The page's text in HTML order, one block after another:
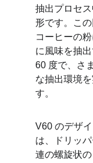
抽出プロセ
形です。こ
コーヒーの
に風味を抽
60 度で、さ
な抽出環境
す。
V60 のデザ
は、ドリッ
連の螺旋状